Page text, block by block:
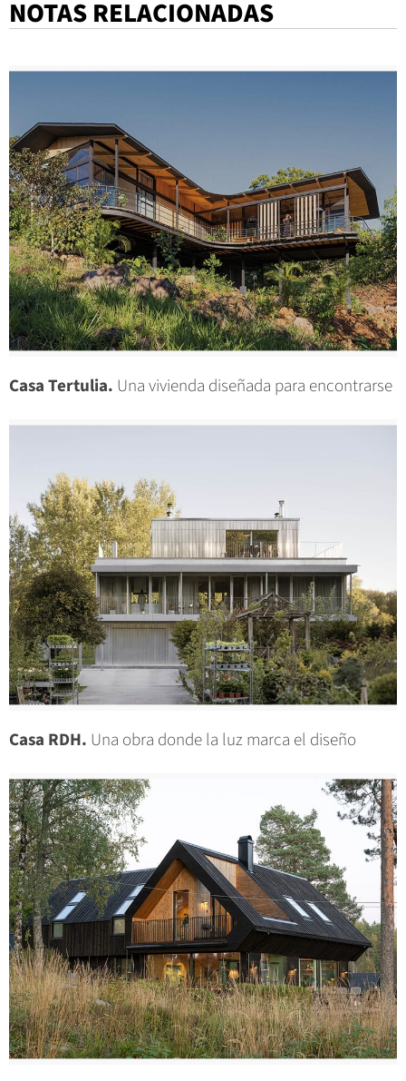
NOTAS RELACIONADAS
Casa Tertulia. Una vivienda diseñada para encontrarse
Casa RDH. Una obra donde la luz marca el diseño